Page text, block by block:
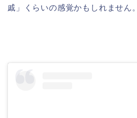
戚」くらいの感覚かもしれません。